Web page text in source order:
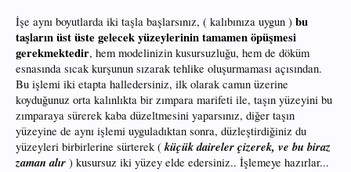
İşe aynı boyutlarda iki taşla başlarsınız, ( kalıbınıza uygun ) bu
taşların üst üste gelecek yüzeylerinin tamamen öpüşmesi
gerekmektedir, hem modelinizin kusursuzluğu, hem de döküm
esnasında sıcak kurşunun sızarak tehlike oluşurmaması açısından.
Bu işlemi iki etapta halledersiniz, ilk olarak camın üzerine
koyduğunuz orta kalınlıkta bir zımpara marifeti ile, taşın yüzeyini bu
zımparaya sürerek kaba düzeltmesini yaparsınız, diğer taşın
yüzeyine de aynı işlemi uyguladıktan sonra, düzleştirdiğiniz du
yüzeyleri birbirlerine sürterek (küçük daireler çizerek, ve bu biraz
zaman alır ) kusursuz iki yüzey elde edersiniz.. İşlemeye hazırlar...